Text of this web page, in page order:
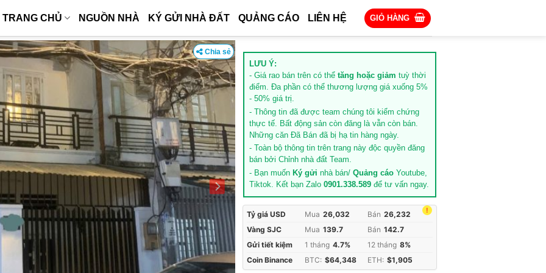
TRANG CHỦ NGUỒN NHÀ KÝ GỬI NHÀ ĐẤT QUẢNG CÁO LIÊN HỆ GIỎ HÀNG
Chia sẻ
LƯU Ý:
- Giá rao bán trên có thể tăng hoặc giảm tuỳ thời
điểm. Đa phần có thể thương lượng giá xuống 5%
- 50% giá trị.
- Thông tin đã được team chúng tôi kiểm chứng
thực tế. Bất động sản còn đăng là vẫn còn bán.
Những căn Đã Bán đã bị hạ tin hàng ngày.
- Toàn bộ thông tin trên trang này độc quyền đăng
bán bởi Chỉnh nhà đất Team.
- Bạn muốn Ký gửi nhà bán/ Quảng cáo Youtube,
Tiktok. Kết bạn Zalo 0901.338.589 để tư vấn ngay.
!
Tỷ giá USD Mua 26,032 Bán 26,232
Vàng SJC
Mua 139.7 Bán 142.7
Gửi tiết kiệm
1 tháng 4.7% 12 tháng 8%
Coin Binance
BTC: $64,348 ETH: $1,905